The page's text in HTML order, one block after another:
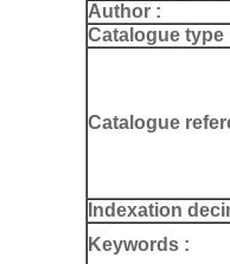
Author :
Catalogue type
Catalogue
Indexation
Keywords :